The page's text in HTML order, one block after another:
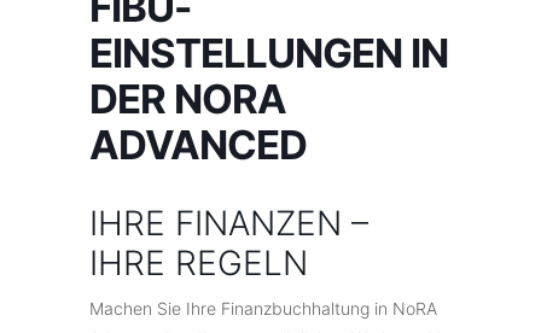
EINSTELLUNGEN IN
DER NORA
ADVANCED
IHRE FINANZEN –
IHRE REGELN
Machen Sie Ihre Finanzbuchhaltung in NoRA